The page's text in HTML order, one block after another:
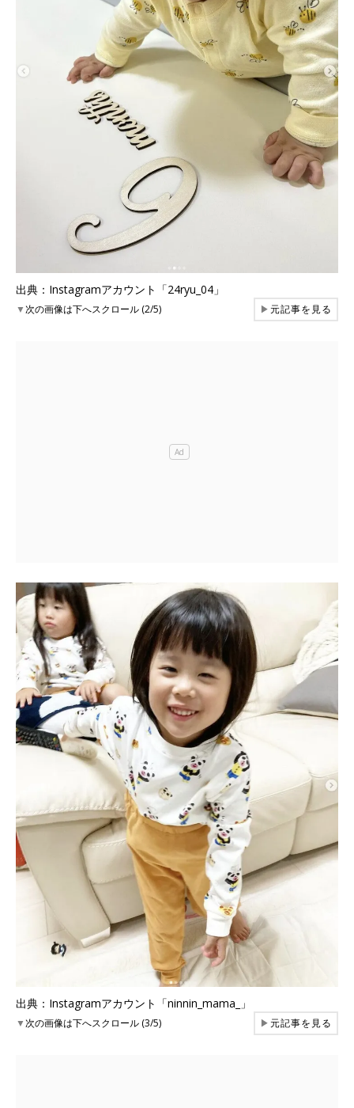
出典：Instagramアカウント「24ryu_04」
▼次の画像は下へスクロール (2/5) ▶元記事を見る
出典：Instagramアカウント「ninnin_mama_」
▼次の画像は下へスクロール (3/5) ▶元記事を見る